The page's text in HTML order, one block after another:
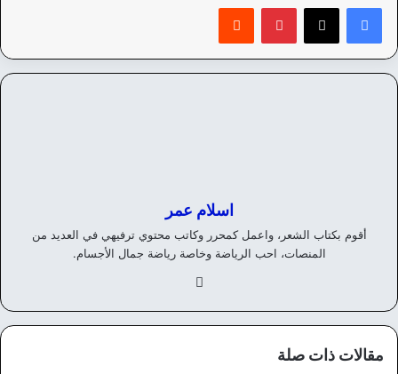
بينتيريست
اسلام عمر
أقوم بكتاب الشعر، واعمل كمحرر وكاتب محتوي ترفيهي في العديد من
المنصات، احب الرياضة وخاصة رياضة جمال الأجسام.
وك
مقالات ذات صلة